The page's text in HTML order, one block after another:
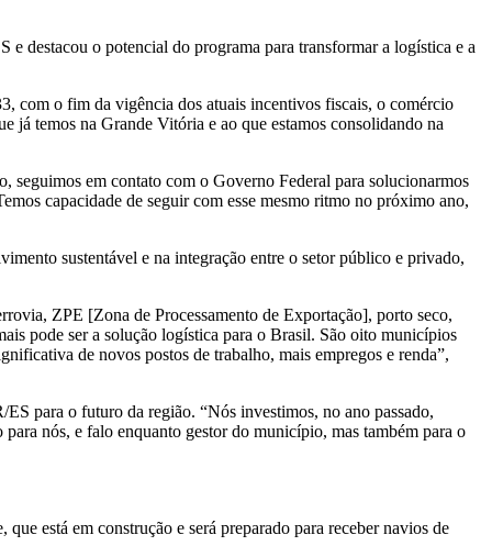
destacou o potencial do programa para transformar a logística e a
com o fim da vigência dos atuais incentivos fiscais, o comércio
já temos na Grande Vitória e ao que estamos consolidando na
seguimos em contato com o Governo Federal para solucionarmos
capacidade de seguir com esse mesmo ritmo no próximo ano,
sustentável e na integração entre o setor público e privado,
ZPE [Zona de Processamento de Exportação], porto seco,
pode ser a solução logística para o Brasil. São oito municípios
de novos postos de trabalho, mais empregos e renda”,
para o futuro da região. “Nós investimos, no ano passado,
nós, e falo enquanto gestor do município, mas também para o
está em construção e será preparado para receber navios de